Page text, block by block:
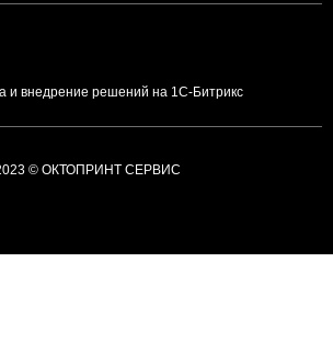
и внедрение решений на 1С-Битрикс
© ОКТОПРИНТ СЕРВИС